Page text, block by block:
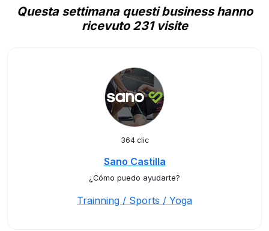
Questa settimana questi business hanno
ricevuto 231 visite
364 clic
Sano Castilla
¿Cómo puedo ayudarte?
Trainning / Sports / Yoga